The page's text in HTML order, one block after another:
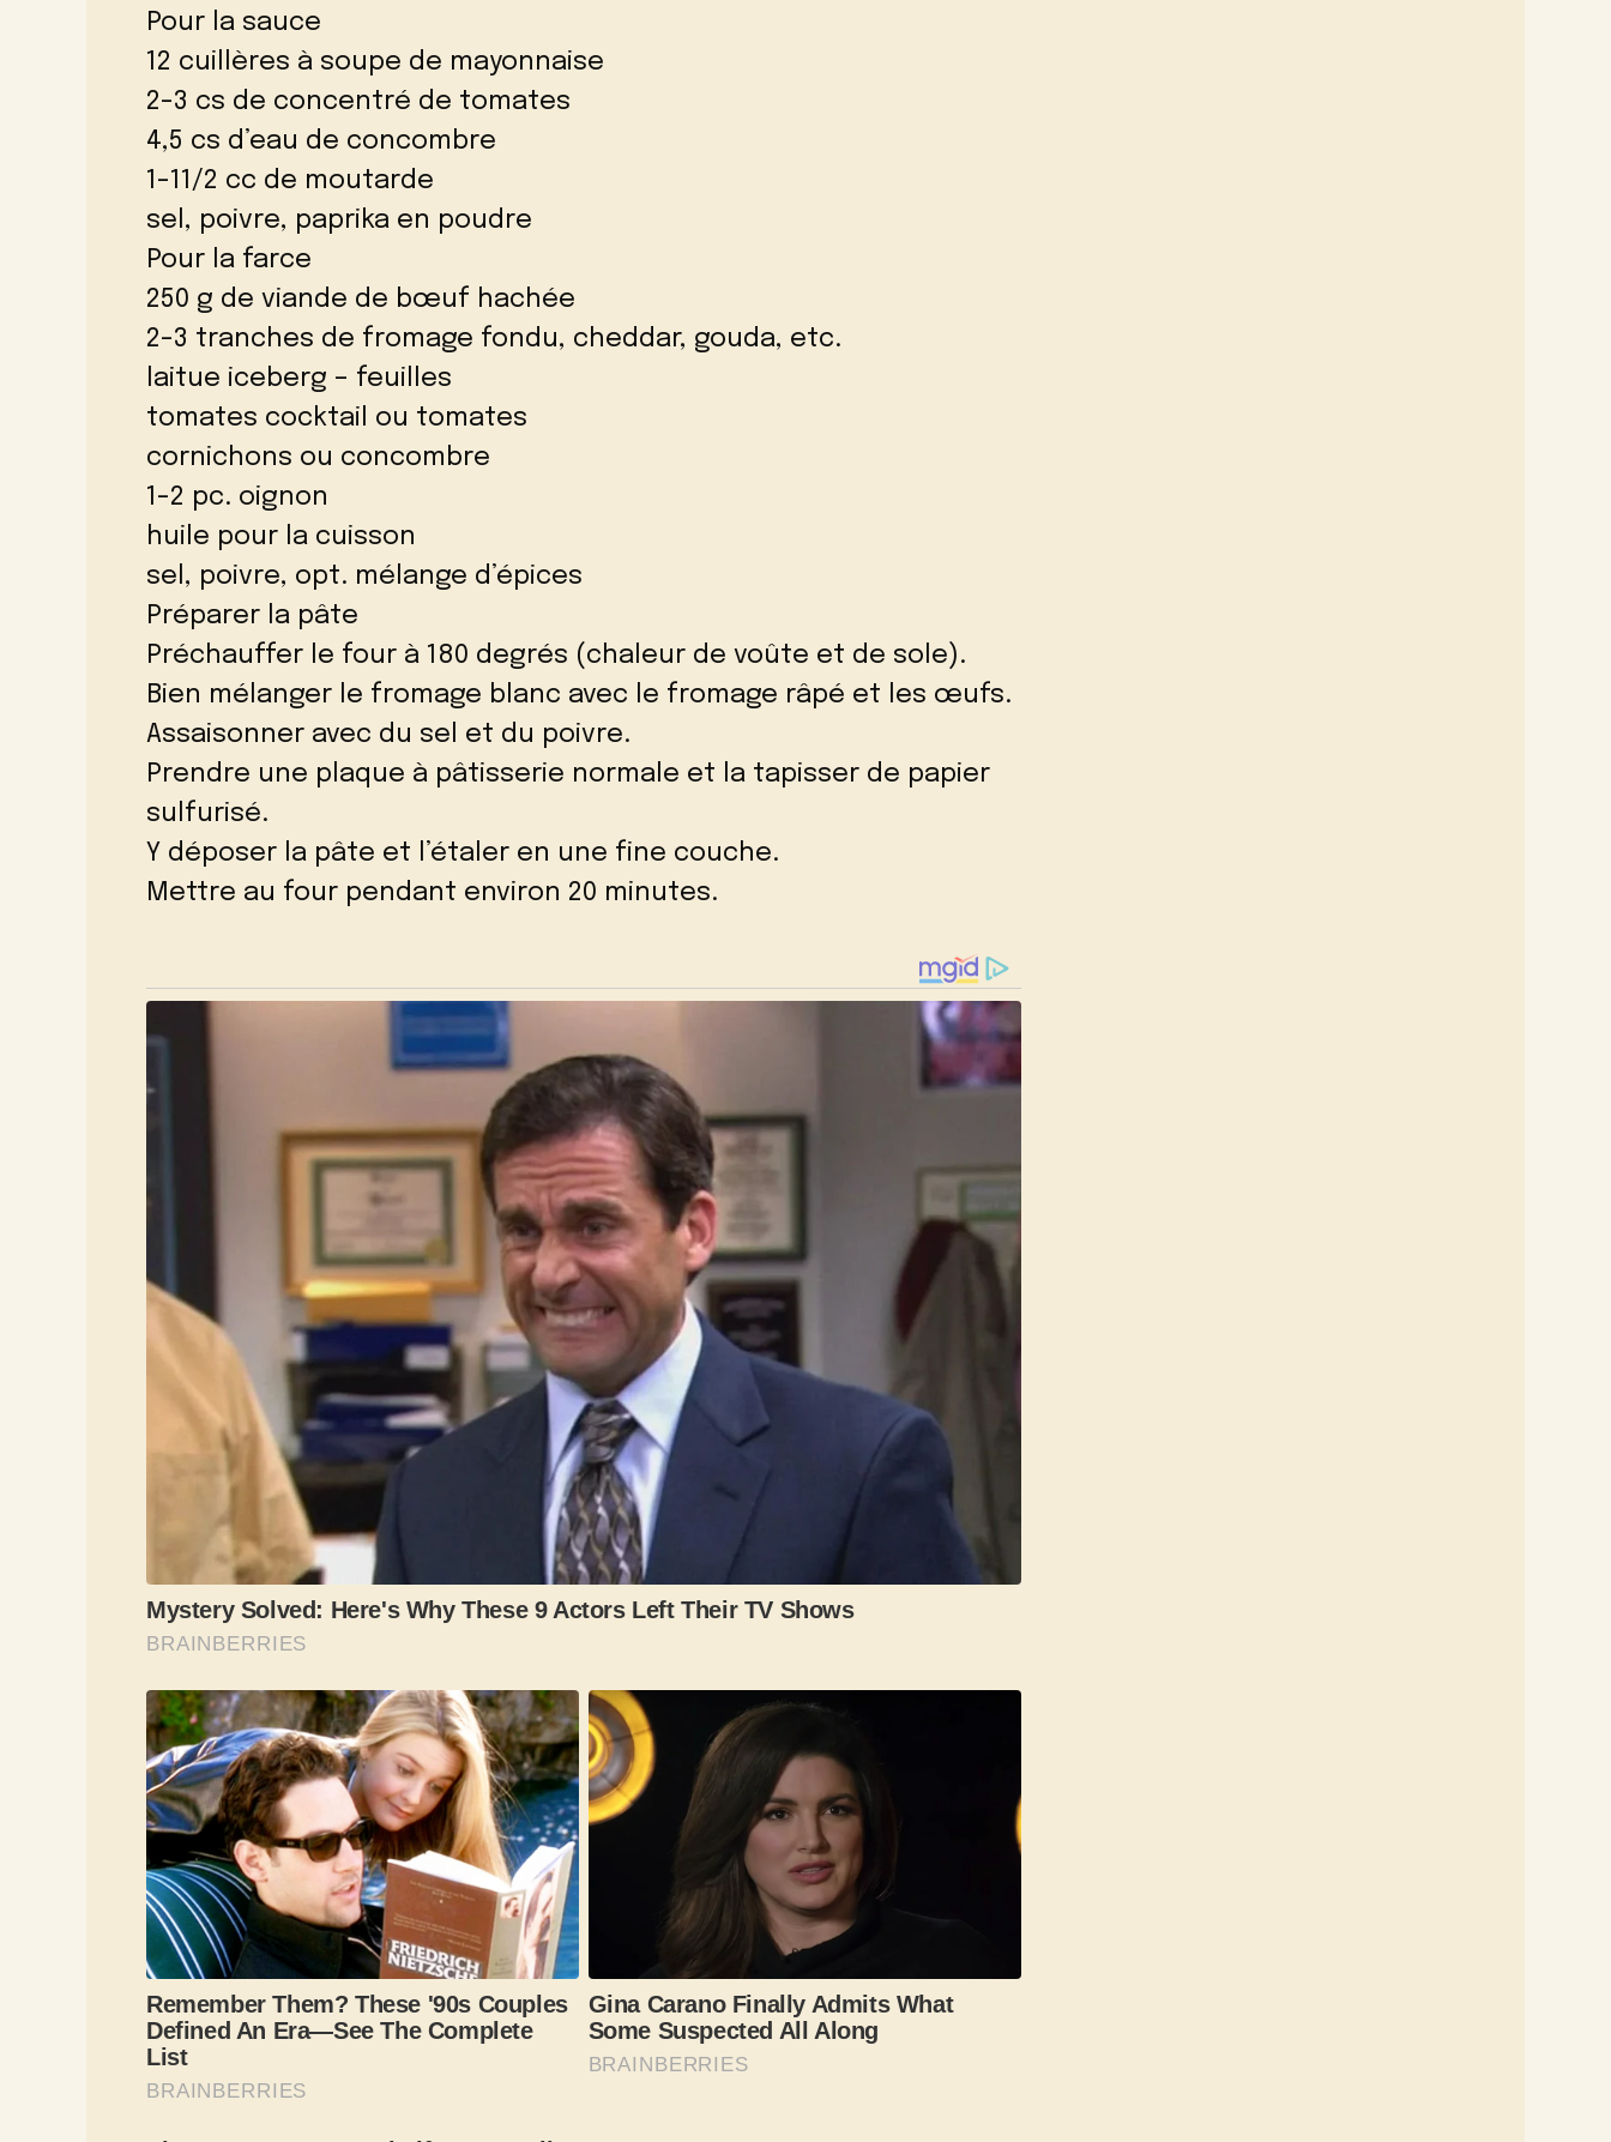
Pour la sauce
12 cuillères à soupe de mayonnaise
2-3 cs de concentré de tomates
4,5 cs d’eau de concombre
1-11/2 cc de moutarde
sel, poivre, paprika en poudre
Pour la farce
250 g de viande de bœuf hachée
2-3 tranches de fromage fondu, cheddar, gouda, etc.
laitue iceberg – feuilles
tomates cocktail ou tomates
cornichons ou concombre
1-2 pc. oignon
huile pour la cuisson
sel, poivre, opt. mélange d’épices
Préparer la pâte
Préchauffer le four à 180 degrés (chaleur de voûte et de sole).
Bien mélanger le fromage blanc avec le fromage râpé et les œufs.
Assaisonner avec du sel et du poivre.
Prendre une plaque à pâtisserie normale et la tapisser de papier
sulfurisé.
Y déposer la pâte et l’étaler en une fine couche.
Mettre au four pendant environ 20 minutes.